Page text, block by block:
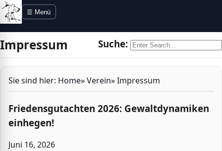
Direkt zur Navigation
Direkt zum Inhalt
☰ Menü
Impressum Suche:
Sie sind hier: Home»Verein»Impressum
Friedensgutachten 2026: Gewaltdynamiken
einhegen!
Juni 16, 2026